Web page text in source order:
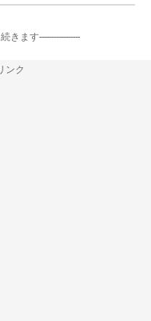
きます-----------------
ンク